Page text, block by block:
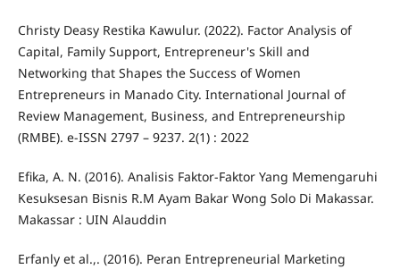
Christy Deasy Restika Kawulur. (2022). Factor Analysis of
Capital, Family Support, Entrepreneur's Skill and
Networking that Shapes the Success of Women
Entrepreneurs in Manado City. International Journal of
Review Management, Business, and Entrepreneurship
(RMBE). e-ISSN 2797 – 9237. 2(1) : 2022
Efika, A. N. (2016). Analisis Faktor-Faktor Yang Memengaruhi
Kesuksesan Bisnis R.M Ayam Bakar Wong Solo Di Makassar.
Makassar : UIN Alauddin
Erfanly et al.,. (2016). Peran Entrepreneurial Marketing